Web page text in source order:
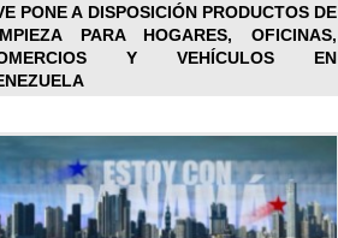
PONE A DISPOSICIÓN PRODUCTOS DE
PARA HOGARES, OFICINAS,
Y VEHÍCULOS EN